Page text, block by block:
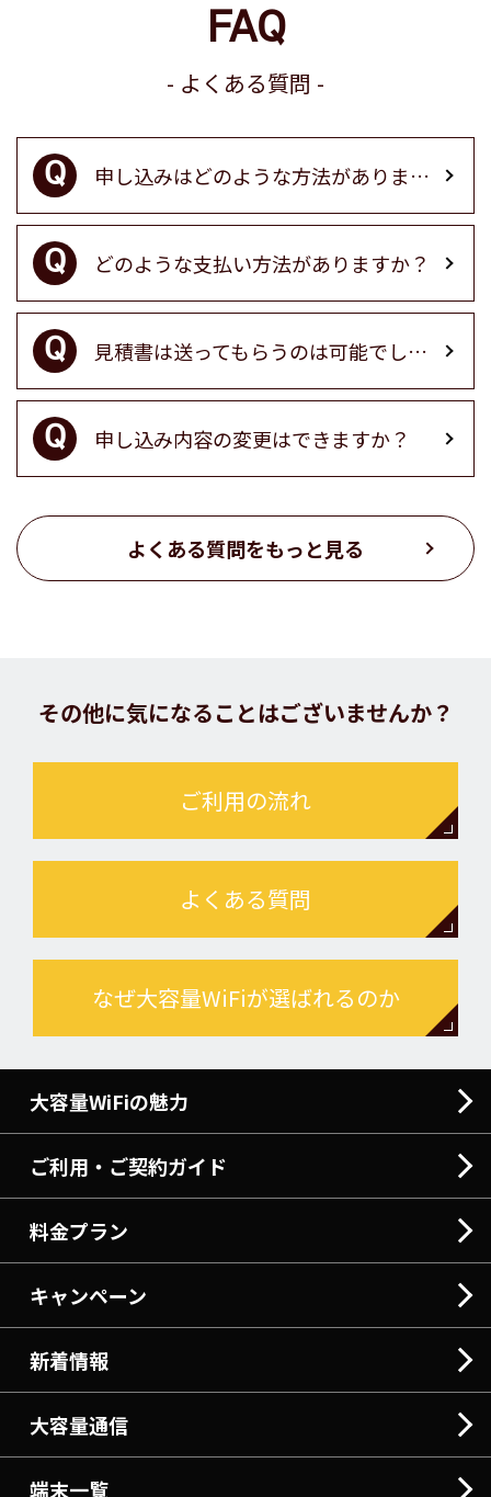
FAQ
よくある質問
申し込みはどのような方法がありますか？
どのような支払い方法がありますか？
見積書は送ってもらうのは可能でしょうか？
申し込み内容の変更はできますか？
よくある質問をもっと見る
その他に気になることはございませんか？
ご利用の流れ
よくある質問
なぜ大容量WiFiが選ばれるのか
大容量WiFiの魅力
ご利用・ご契約ガイド
料金プラン
キャンペーン
新着情報
大容量通信
端末一覧